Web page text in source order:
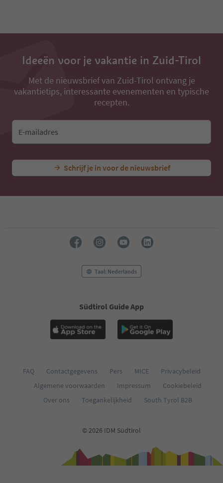
Ideeën voor je vakantie in Zuid-Tirol
Met de nieuwsbrief van Zuid-Tirol ontvang je
vakantietips, interessante evenementen en typische
recepten.
E-mailadres
Schrijf je in voor de nieuwsbrief
Taal: Nederlands
Südtirol Guide App
FAQ Contactgegevens Pers MICE
Privacybeleid
Algemene voorwaarden
Impressum
Cookiebeleid
Over ons
Toegankelijkheid South Tyrol B2B
© 2026 IDM Südtirol